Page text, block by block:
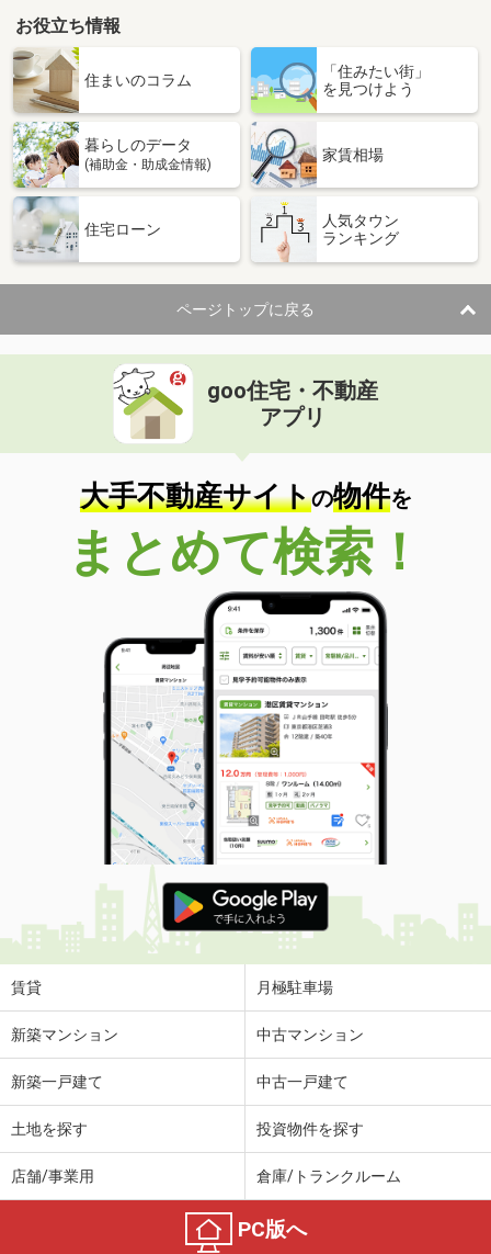
お役立ち情報
住まいのコラム
「住みたい街」
を見つけよう
暮らしのデータ
(補助金・助成金情報)
家賃相場
住宅ローン
人気タウン
ランキング
ページトップに戻る
goo住宅・不動産
アプリ
大手不動産サイトの物件を
まとめて検索！
賃貸 月極駐車場
新築マンション 中古マンション
新築一戸建て 中古一戸建て
土地を探す 投資物件を探す
店舗/事業用 倉庫/トランクルーム
PC版へ